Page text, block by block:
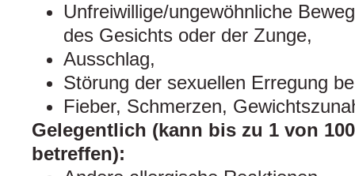
Unfreiwillige/ungewöhnliche
des Gesichts oder der Zunge,
Ausschlag,
Störung der sexuellen Erregung
Fieber, Schmerzen,
Gelegentlich (kann bis zu 1 von
betreffen):